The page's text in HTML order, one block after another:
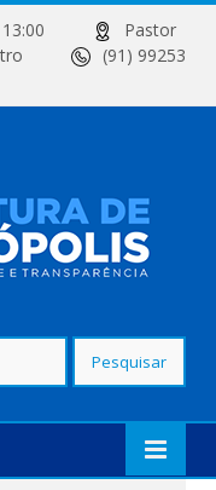
às 13:00
Pastor
(91) 99253